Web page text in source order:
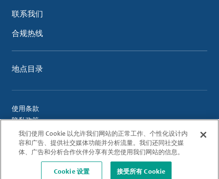
联系我们
合规热线
地点目录
使用条款
隐私政策
Cookie 政策
© 2026 Albemarle Corporation. All Rights Reserved.
我们使用 Cookie 以允许我们网站的正常工作、个性化设计内
容和广告、提供社交媒体功能并分析流量。我们还同社交媒
体、广告和分析合作伙伴分享有关您使用我们网站的信息。
Cookie 设置 接受所有 Cookie